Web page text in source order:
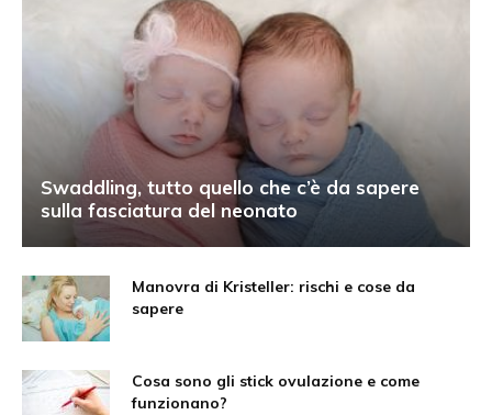
Swaddling, tutto quello che c’è da sapere
sulla fasciatura del neonato
Manovra di Kristeller: rischi e cose da
sapere
Cosa sono gli stick ovulazione e come
funzionano?